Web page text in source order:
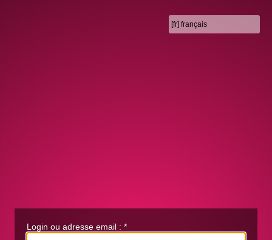
Login ou adresse email : *